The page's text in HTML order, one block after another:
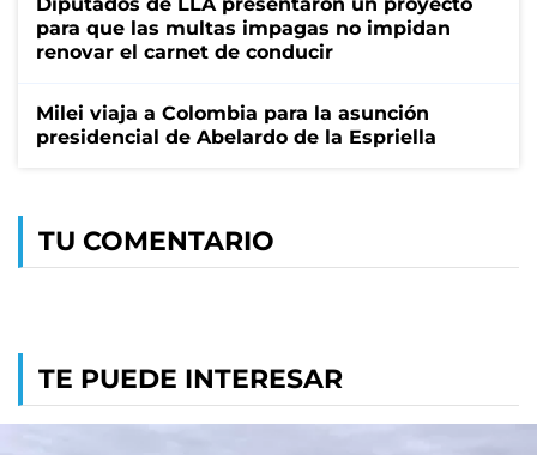
para que las multas impagas no impidan
renovar el carnet de conducir
Milei viaja a Colombia para la asunción
presidencial de Abelardo de la Espriella
TU COMENTARIO
TE PUEDE INTERESAR